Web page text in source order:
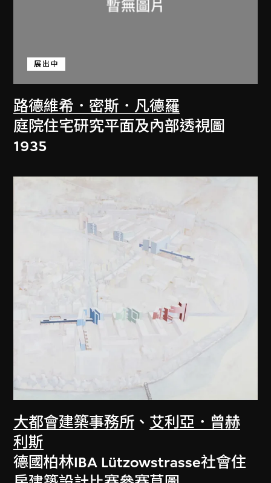
路德維希．密斯．凡德羅
展出中
庭院住宅研究平面及內部透視圖
1935
大都會建築事務所 、 艾利亞．曾赫
利斯
德國柏林IBA Lützowstrasse社會住